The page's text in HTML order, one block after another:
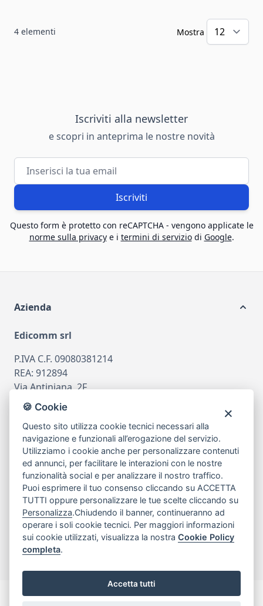
4 elementi Mostra
Iscriviti alla newsletter
e scopri in anteprima le nostre novità
Indirizzo email
Iscriviti
Questo form è protetto con reCAPTCHA - vengono applicate le
norme sulla privacye i termini di serviziodi Google.
Azienda
Edicomm srl
P.IVA C.F. 09080381214
REA: 912894
Via Antiniana, 2F
80078 Pozzuoli
tel081.7515380
emailinfo@edicomm.it
Assistenza Clienti
Chi siamo
My Account
🍪 Cookie
Questo sito utilizza cookie tecnici necessari alla
navigazione e funzionali all’erogazione del servizio.
Utilizziamo i cookie anche per personalizzare contenuti
ed annunci, per facilitare le interazioni con le nostre
funzionalità social e per analizzare il nostro traffico.
Puoi esprimere il tuo consenso cliccando su ACCETTA
TUTTI oppure personalizzare le tue scelte cliccando su
Personalizza.Chiudendo il banner, continueranno ad
operare i soli cookie tecnici. Per maggiori informazioni
sui cookie utilizzati, visualizza la nostraCookie Policy
completa.
Accetta tutti